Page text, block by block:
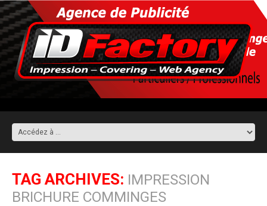
TAG ARCHIVES: IMPRESSION
BRICHURE COMMINGES